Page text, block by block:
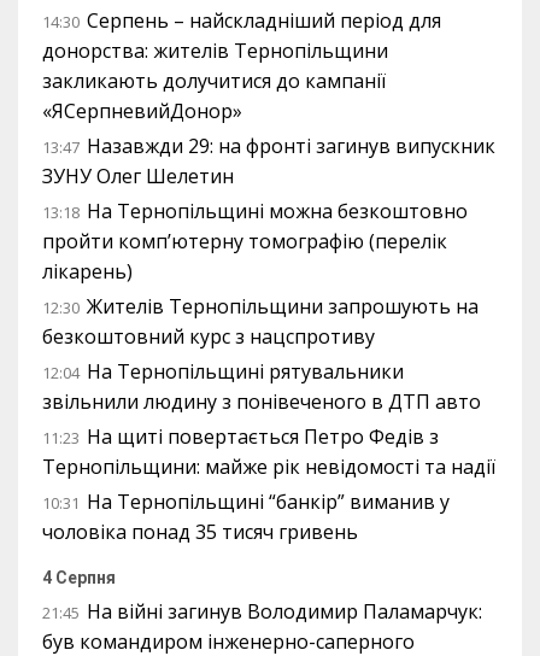
14:30 Серпень – найскладніший період для
донорства: жителів Тернопільщини
закликають долучитися до кампанії
«ЯСерпневийДонор»
13:47 Назавжди 29: на фронті загинув випускник
ЗУНУ Олег Шелетин
13:18 На Тернопільщині можна безкоштовно
пройти комп’ютерну томографію (перелік
лікарень)
12:30 Жителів Тернопільщини запрошують на
безкоштовний курс з нацспротиву
12:04 На Тернопільщині рятувальники
звільнили людину з понівеченого в ДТП авто
11:23 На щиті повертається Петро Федів з
Тернопільщини: майже рік невідомості та надії
10:31 На Тернопільщині “банкір” виманив у
чоловіка понад 35 тисяч гривень
4 Серпня
21:45 На війні загинув Володимир Паламарчук:
був командиром інженерно-саперного